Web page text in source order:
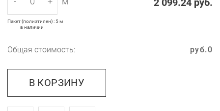
2 099.24 руб.
Пакет (полиэтилен) : 5 м
в наличии
Общая стоимость: 0
руб.
В КОРЗИНУ